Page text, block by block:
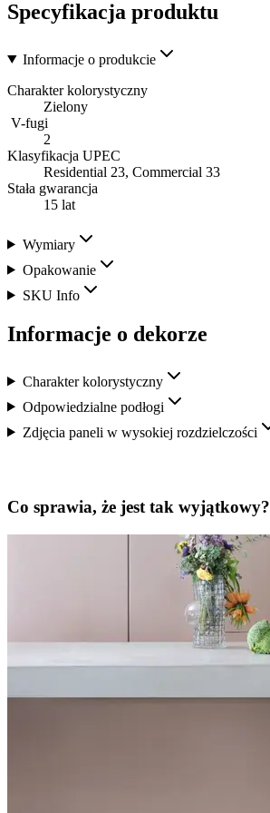
Specyfikacja produktu
Informacje o produkcie
Charakter kolorystyczny
Zielony
V-fugi
2
Klasyfikacja UPEC
Residential 23, Commercial 33
Stała gwarancja
15 lat
Wymiary
Opakowanie
SKU Info
Informacje o dekorze
Charakter kolorystyczny
Odpowiedzialne podłogi
Zdjęcia paneli w wysokiej rozdzielczości
Co sprawia, że jest tak wyjątkowy?